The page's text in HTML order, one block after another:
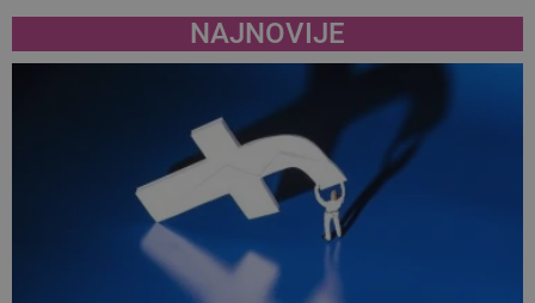
NAJNOVIJE